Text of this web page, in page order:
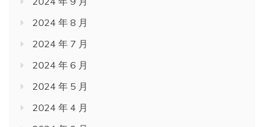
2024 年 8 月
2024 年 7 月
2024 年 6 月
2024 年 5 月
2024 年 4 月